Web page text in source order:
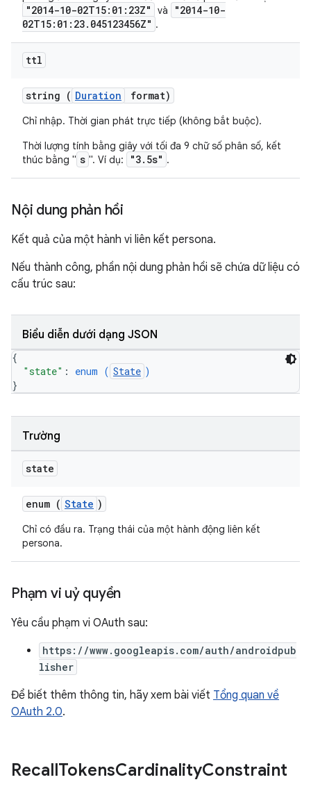
"2014-10-02T15:01:23Z" và
"2014-10-
02T15:01:23.045123456Z" .
ttl
string ( Duration format)
Chỉ nhập. Thời gian phát trực tiếp (không bắt buộc).
Thời lượng tính bằng giây với tối đa 9 chữ số phân số, kết
thúc bằng " s ". Ví dụ: "3.5s" .
Nội dung phản hồi
Kết quả của một hành vi liên kết persona.
Nếu thành công, phần nội dung phản hồi sẽ chứa dữ liệu có
cấu trúc sau:
Biểu diễn dưới dạng JSON
{
"state" : enum ( State )
}
Trường
state
enum ( State )
Chỉ có đầu ra. Trạng thái của một hành động liên kết
persona.
Phạm vi uỷ quyền
Yêu cầu phạm vi OAuth sau:
https://www.googleapis.com/auth/androidpub
lisher
Để biết thêm thông tin, hãy xem bài viết Tổng quan về
OAuth 2.0.
RecallTokensCardinalityConstraint